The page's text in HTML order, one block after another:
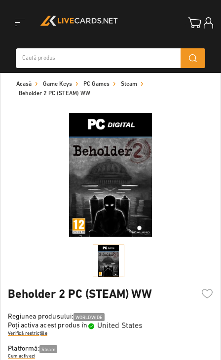
navigation
Acasă Game Keys PC Games
Steam
Beholder 2 PC (STEAM) WW
Beholder 2 PC (STEAM) WW
Regiunea produsului: WORLDWIDE
Poți activa acest produs în United States
Verifică restricțiile
Platformă: Steam
Cum activezi